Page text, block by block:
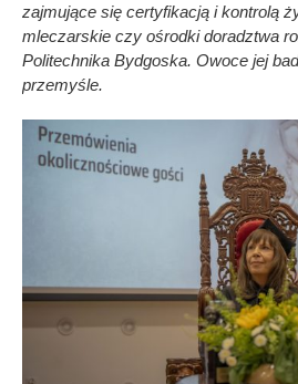
zajmujące się certyfikacją i kontrolą
mleczarskie czy ośrodki doradztwa
Politechnika Bydgoska. Owoce jej
przemyśle.